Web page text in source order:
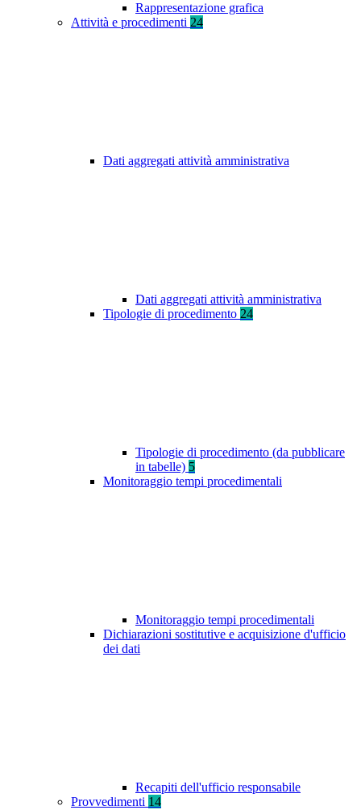
Rappresentazione grafica
Attività e procedimenti 24
Dati aggregati attività amministrativa
Dati aggregati attività amministrativa
Tipologie di procedimento 24
Tipologie di procedimento (da pubblicare
in tabelle) 5
Monitoraggio tempi procedimentali
Monitoraggio tempi procedimentali
Dichiarazioni sostitutive e acquisizione d'ufficio
dei dati
Recapiti dell'ufficio responsabile
Provvedimenti 14